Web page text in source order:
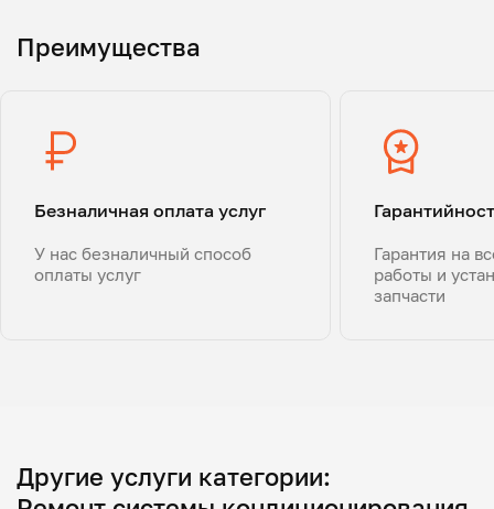
Преимущества
Безналичная оплата услуг
У нас безналичный способ
оплаты услуг
Гарантия на
работы и
запчасти
Другие услуги категории: